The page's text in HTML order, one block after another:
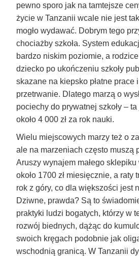
pewno sporo jak na tamtejsze
życie w Tanzanii wcale nie jest
mogło wydawać. Dobrym tego
chociażby szkoła. System
bardzo niskim poziomie, a
dziecko po ukończeniu szkoły
skazane na kiepsko płatne prace
przetrwanie. Dlatego marzą o
pociechy do prywatnej szkoły –
około 4 000 zł za rok nauki.
Wielu miejscowych marzy też o
ale na marzeniach często muszą
Aruszy wynajem małego
około 1700 zł miesięcznie, a raty
rok z góry, co dla większości jest
Dziwne, prawda? Są to
praktyki ludzi bogatych, którzy w
rozwój biednych, dążąc do
swoich kręgach podobnie jak
wschodnią granicą. W Tanzanii